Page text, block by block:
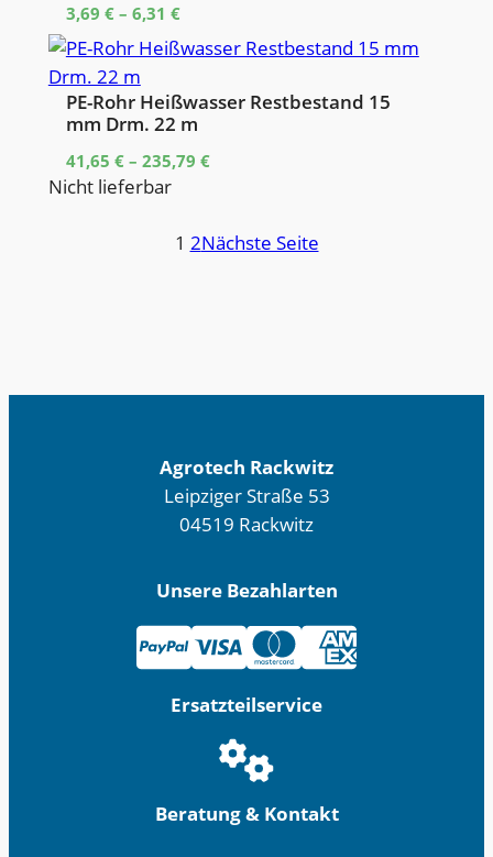
3,69 €– 6,31 €
PE-Rohr Heißwasser Restbestand 15
mm Drm. 22 m
41,65 €– 235,79 €
Nicht lieferbar
1 2Nächste Seite
Agrotech Rackwitz
Leipziger Straße 53
04519 Rackwitz
Unsere Bezahlarten
Ersatzteilservice
Beratung & Kontakt